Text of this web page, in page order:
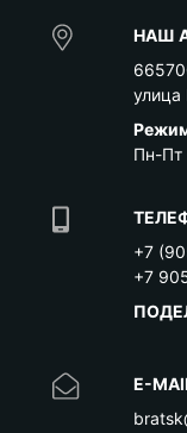
НАШ
Пн-Пт
+7
+7
E-